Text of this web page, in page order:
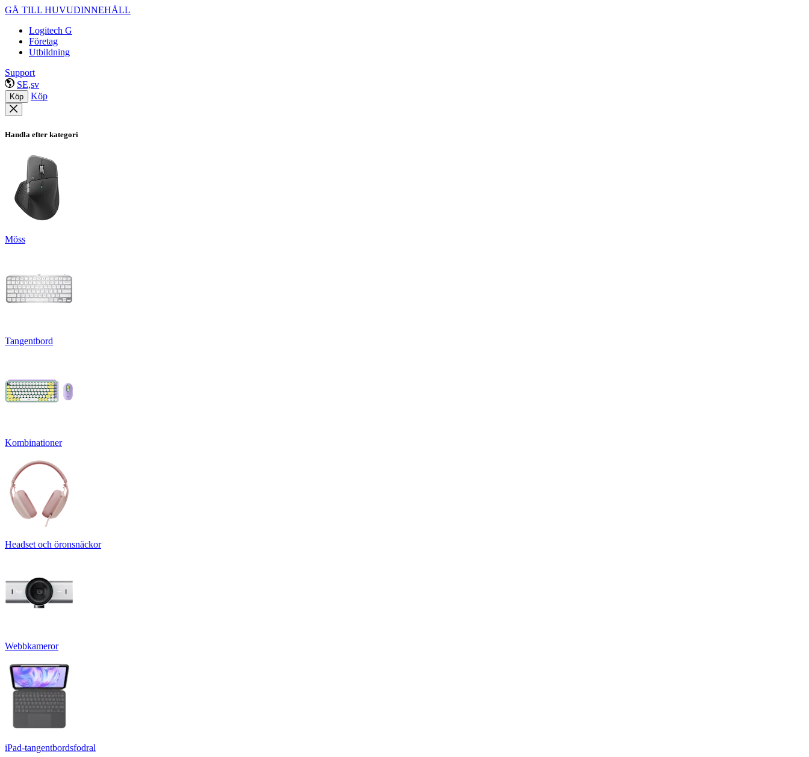
GÅ TILL HUVUDINNEHÅLL
Logitech G
Företag
Utbildning
Support
SE,sv
Köp Köp
Handla efter kategori
Möss
Tangentbord
Kombinationer
Headset och öronsnäckor
Webbkameror
iPad-tangentbordsfodral